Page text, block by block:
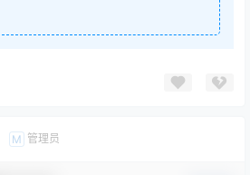
M 管理员